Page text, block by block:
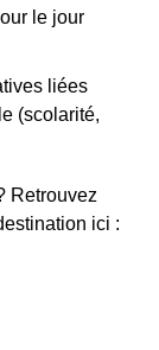
le jour
liées
(scolarité,
Retrouvez
ici :